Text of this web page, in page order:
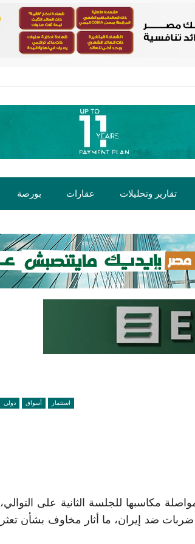
تقارير وتحليلات عقارات بورصة
استثمار أسواق دولي
الأربعاء، مواصلة مكاسبها للجلسة الثانية على التوالي،
ضد إيران، ما أثار مخاوف بشأن تعثر